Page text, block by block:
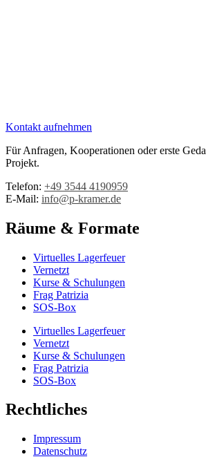
Kontakt aufnehmen
Für Anfragen, Kooperationen oder erste
Projekt.
Telefon: +49 3544 4190959‬
E-Mail: info@p-kramer.de
Räume & Formate
Virtuelles Lagerfeuer
Vernetzt
Kurse & Schulungen
Frag Patrizia
SOS-Box
Virtuelles Lagerfeuer
Vernetzt
Kurse & Schulungen
Frag Patrizia
SOS-Box
Rechtliches
Impressum
Datenschutz